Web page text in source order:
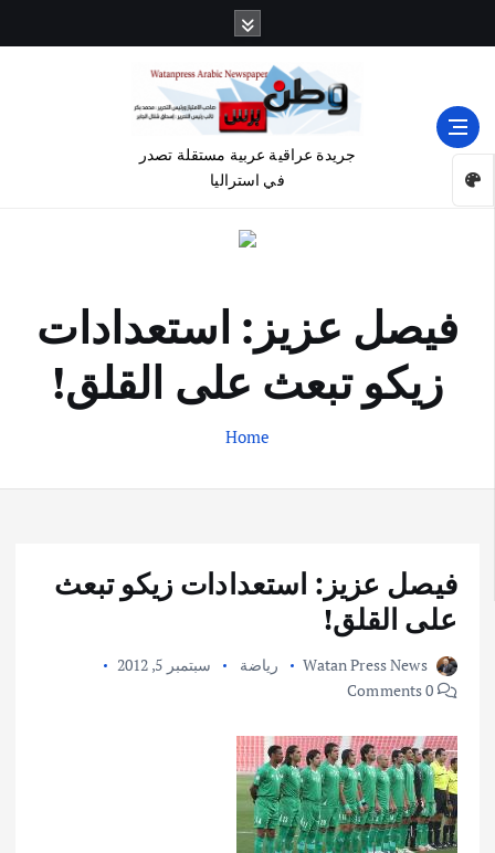
جريدة عراقية عربية مستقلة تصدر
في استراليا
فيصل عزيز: استعدادات
زيكو تبعث على القلق!
Home
فيصل عزيز: استعدادات زيكو تبعث
على القلق!
Watan Press News رياضة
سبتمبر 5, 2012